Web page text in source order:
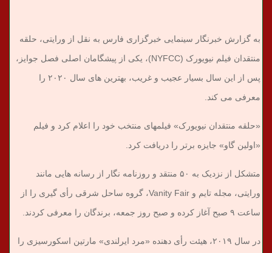
به گزارش خبرنگار سینمایی خبرگزاری فارس به نقل از ورایتی، حلقه
منتقدان فیلم نیویورک (NYFCC)، یکی از پیشگامان اصلی فصل جوایز،
پس از این سال بسیار عجیب و غریب، بهترین های سال ۲۰۲۰ را
معرفی می کند.
«حلقه منتقدان نیویورک» فیلمهای منتخب خود را اعلام کرد و فیلم
«اولین گاو» جایزه برتر را دریافت کرد.
متشکل از نزدیک به ۵۰ منتقد و روزنامه نگار از رسانه هایی مانند
ورایتی، مجله تایم و Vanity Fair، گروه ساحل شرقی رأی گیری را از
ساعت ۹ صبح آغاز کرده و صبح روز جمعه، برندگان را معرفی کردند.
در سال ۲۰۱۹، هیئت رأی دهنده «مرد ایرلندی» مارتین اسکورسیزی را